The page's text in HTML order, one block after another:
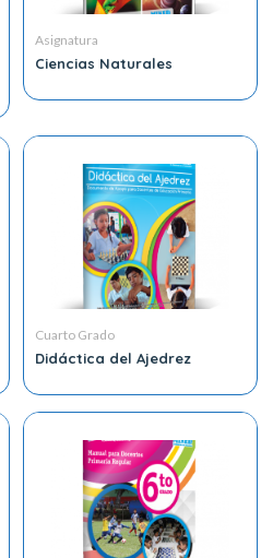
Asignatura
Ciencias Naturales
Cuarto Grado
Didáctica del Ajedrez